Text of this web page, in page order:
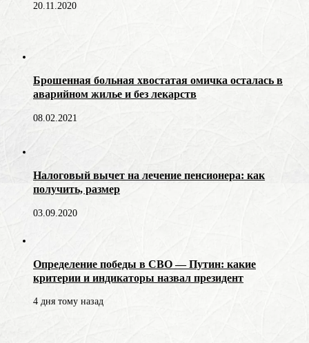
20.11.2020
Брошенная больная хвостатая омичка осталась в
аварийном жилье и без лекарств
08.02.2021
Налоговый вычет на лечение пенсионера: как
получить, размер
03.09.2020
Определение победы в СВО — Путин: какие
критерии и индикаторы назвал президент
4 дня тому назад